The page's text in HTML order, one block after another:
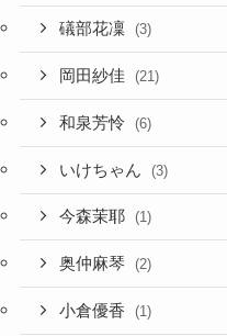
礒部花凜 (3)
岡田紗佳 (21)
和泉芳怜 (6)
いけちゃん (3)
今森茉耶 (1)
奥仲麻琴 (2)
小倉優香 (1)